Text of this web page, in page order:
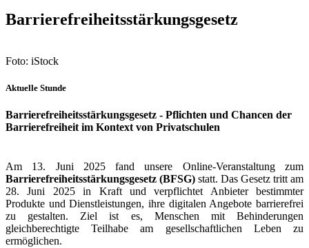
Barrierefreiheitsstärkungsgesetz
Foto: iStock
Aktuelle Stunde
Barrierefreiheitsstärkungsgesetz - Pflichten und Chancen der
Barrierefreiheit im Kontext von Privatschulen
Am 13. Juni 2025 fand unsere Online-Veranstaltung zum
Barrierefreiheitsstärkungsgesetz (BFSG) statt. Das Gesetz tritt am
28. Juni 2025 in Kraft und verpflichtet Anbieter bestimmter
Produkte und Dienstleistungen, ihre digitalen Angebote barrierefrei
zu gestalten. Ziel ist es, Menschen mit Behinderungen
gleichberechtigte Teilhabe am gesellschaftlichen Leben zu
ermöglichen.